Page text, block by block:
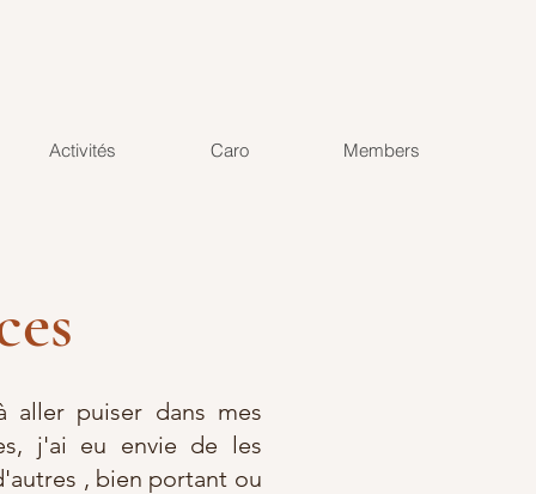
Activités Caro Members
aller puiser dans mes
j'ai eu envie de les
, bien portant ou